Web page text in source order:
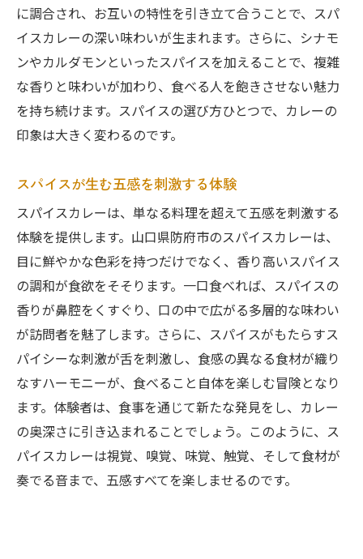
に調合され、お互いの特性を引き立て合うことで、スパ
イスカレーの深い味わいが生まれます。さらに、シナモ
ンやカルダモンといったスパイスを加えることで、複雑
な香りと味わいが加わり、食べる人を飽きさせない魅力
を持ち続けます。スパイスの選び方ひとつで、カレーの
印象は大きく変わるのです。
スパイスが生む五感を刺激する体験
スパイスカレーは、単なる料理を超えて五感を刺激する
体験を提供します。山口県防府市のスパイスカレーは、
目に鮮やかな色彩を持つだけでなく、香り高いスパイス
の調和が食欲をそそります。一口食べれば、スパイスの
香りが鼻腔をくすぐり、口の中で広がる多層的な味わい
が訪問者を魅了します。さらに、スパイスがもたらすス
パイシーな刺激が舌を刺激し、食感の異なる食材が織り
なすハーモニーが、食べること自体を楽しむ冒険となり
ます。体験者は、食事を通じて新たな発見をし、カレー
の奥深さに引き込まれることでしょう。このように、ス
パイスカレーは視覚、嗅覚、味覚、触覚、そして食材が
奏でる音まで、五感すべてを楽しませるのです。